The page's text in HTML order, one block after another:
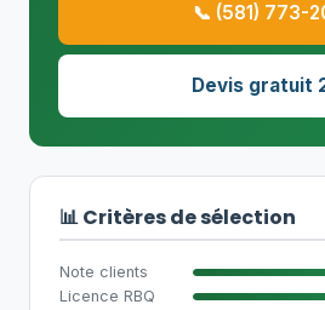
📞 (581) 773-
Devis gratuit
📊 Critères de sélection
Note clients
Licence RBQ